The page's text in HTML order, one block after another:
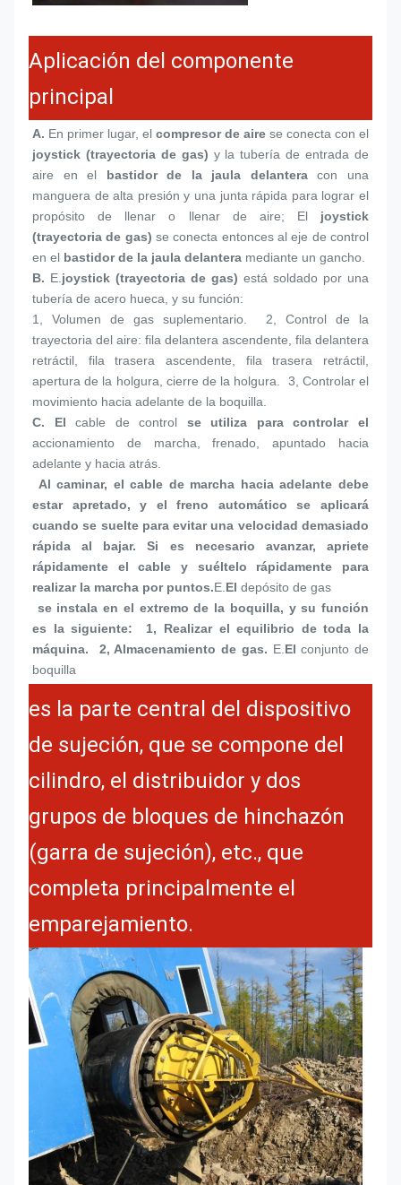
Aplicación del componente
principal
A. En primer lugar, el compresor de aire
joystick (trayectoria de gas) y la tubería de entrada de
aire en el bastidor de la jaula delantera con una
manguera de alta presión y una junta rápida para lograr el
propósito de llenar o llenar de aire; El joystick
(trayectoria de gas) se conecta entonces al eje de control
en el bastidor de la jaula delantera mediante un gancho.
B. E. joystick (trayectoria de gas) está soldado por una
tubería de acero hueca, y su función:
1, Volumen de gas suplementario.  2, Control de la
trayectoria del aire: fila delantera ascendente, fila delantera
retráctil, fila trasera ascendente, fila trasera retráctil,
apertura de la holgura, cierre de la holgura.  3, Controlar el
movimiento hacia adelante de la boquilla.
C. El cable de control
accionamiento de marcha, frenado, apuntado hacia
adelante y hacia atrás.
estar apretado, y el freno automático se aplicará
cuando se suelte para evitar una velocidad demasiado
rápida al bajar. Si es necesario avanzar, apriete
rápidamente el cable y suéltelo rápidamente para
realizar la marcha por puntos.E. El depósito de gas
es la siguiente:  1, Realizar el equilibrio de toda la
máquina.  2, Almacenamiento de gas. E. El conjunto de
boquilla
es la parte central del dispositivo
de sujeción, que se compone del
cilindro, el distribuidor y dos
grupos de bloques de hinchazón
(garra de sujeción), etc., que
completa principalmente el
emparejamiento.